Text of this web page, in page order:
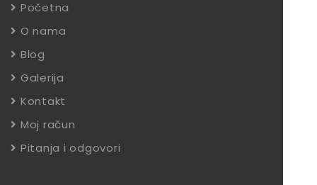
Početna
O nama
Blog
Galerija
Kontakt
Moj račun
Pitanja i odgovori